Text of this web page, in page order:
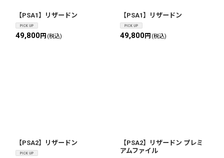
【PSA1】リザードン
49,800円 (税込)
【PSA1】リザードン
49,800円 (税込)
【PSA2】リザードン
【PSA2】リザードン プレミ
アムファイル